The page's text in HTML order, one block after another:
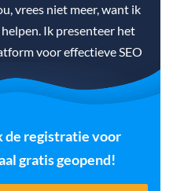
vrees niet meer, want ik
Ik presenteer het
voor effectieve SEO
de registratie voor
gratis geopend!